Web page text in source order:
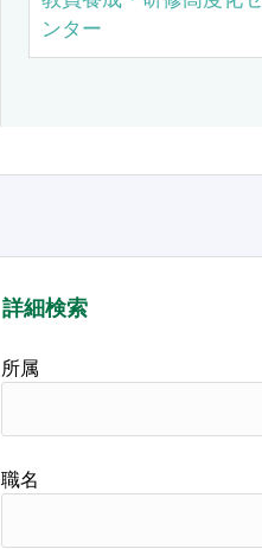
ンター
詳細検索
所属
職名